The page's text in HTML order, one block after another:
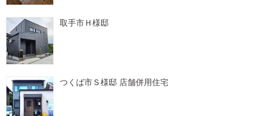
取手市Ｈ様邸
つくば市Ｓ様邸 店舗併用住宅